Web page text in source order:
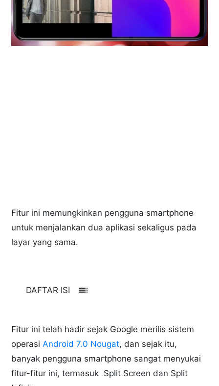
Fitur ini memungkinkan pengguna smartphone
untuk menjalankan dua aplikasi sekaligus pada
layar yang sama.
DAFTAR ISI toc
Fitur ini telah hadir sejak Google merilis sistem
operasi Android 7.0 Nougat, dan sejak itu,
banyak pengguna smartphone sangat menyukai
fitur-fitur ini, termasuk Split Screen dan Split